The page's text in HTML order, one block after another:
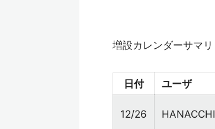
増設カレンダーサマリ
日付 ユーザ
12/26 HANACCHI